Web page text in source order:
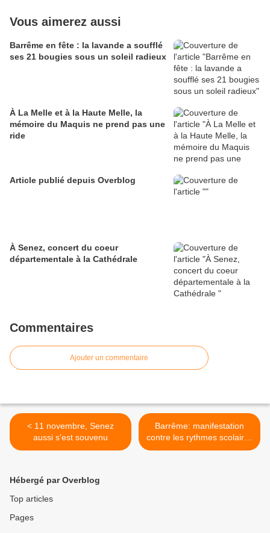
Vous aimerez aussi
Barrême en fête : la lavande a soufflé
ses 21 bougies sous un soleil radieux
À La Melle et à la Haute Melle, la
mémoire du Maquis ne prend pas une
ride
Article publié depuis Overblog
À Senez, concert du coeur
départementale à la Cathédrale
Commentaires
Ajouter un commentaire
< 11 novembre, Senez
aussi s'est souvenu
Barrême: manifestation
contre les rythmes scolaires
? >
Hébergé par Overblog
Top articles
Pages